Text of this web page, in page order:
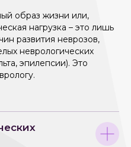
образ жизни или,
нагрузка – это лишь
развития неврозов,
неврологических
эпилепсии). Это